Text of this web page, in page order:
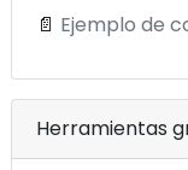
📄 Ejemplo de
Herramientas